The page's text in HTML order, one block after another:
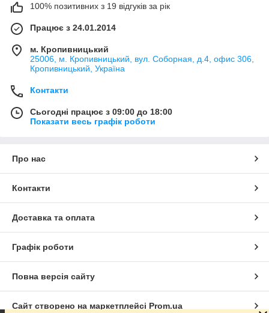
100% позитивних з 19 відгуків за рік
Працює з 24.01.2014
м. Кропивницький
25006, м. Кропивницький, вул. Соборная, д.4, офис 306,
Кропивницький, Україна
Контакти
Сьогодні працює з 09:00 до 18:00
Показати весь графік роботи
Про нас
Контакти
Доставка та оплата
Графік роботи
Повна версія сайту
Сайт створено на маркетплейсі Prom.ua